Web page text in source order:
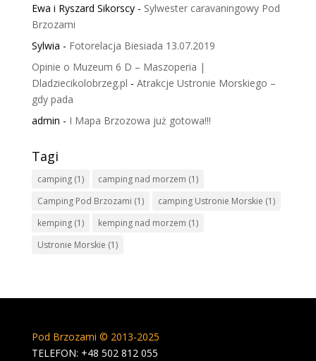
Ewa i Ryszard Sikorscy- Sylwester caravaningowy Pod
Brzozami
Sylwia - Fotorelacja Biesiada 13.07.2019
Opinie o Muzeum 6 D – Maszoperia |
Dladziecikolobrzeg.pl - Atrakcje Ustronie Morskiego –
gdy pada
admin - I Mapa Brzozowa już gotowa!!!
Tagi
camping(1) camping nad morzem (1)
Camping Pod Brzozami (1) camping Ustronie Morskie (1)
kemping(1) kemping nad morzem (1)
Ustronie Morskie (1)
Pod Brzozami © 2013-2025
TELEFON: +48 502 812 055